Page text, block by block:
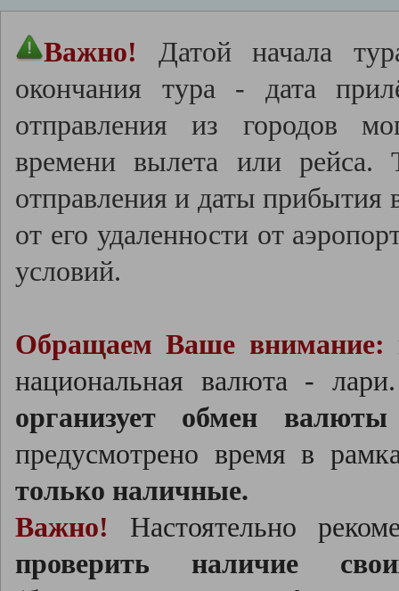
Важно! Датой начала
окончания тура - дата
отправления из городов
времени вылета или
отправления и даты прибытия
от его удаленности от
условий.
Обращаем Ваше внимание:
национальная валюта -
организует обмен валюты
предусмотрено время в
только наличные.
Важно! Настоятельно
проверить наличие